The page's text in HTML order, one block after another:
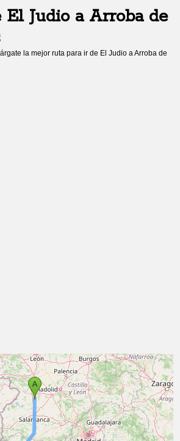
El Judioa Arroba de
la mejor ruta para ir de El Judio aArroba de